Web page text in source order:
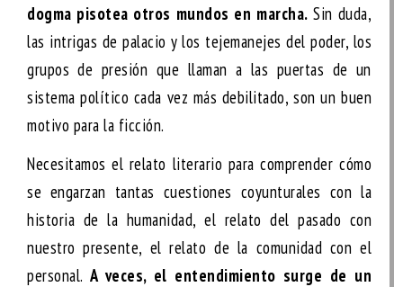
dogma pisotea otros mundos en marcha. Sin duda,
las intrigas de palacio y los tejemanejes del poder, los
grupos de presión que llaman a las puertas de un
sistema político cada vez más debilitado, son un buen
motivo para la ficción.
Necesitamos el relato literario para comprender cómo
se engarzan tantas cuestiones coyunturales con la
historia de la humanidad, el relato del pasado con
nuestro presente, el relato de la comunidad con el
personal. A veces, el entendimiento surge de un